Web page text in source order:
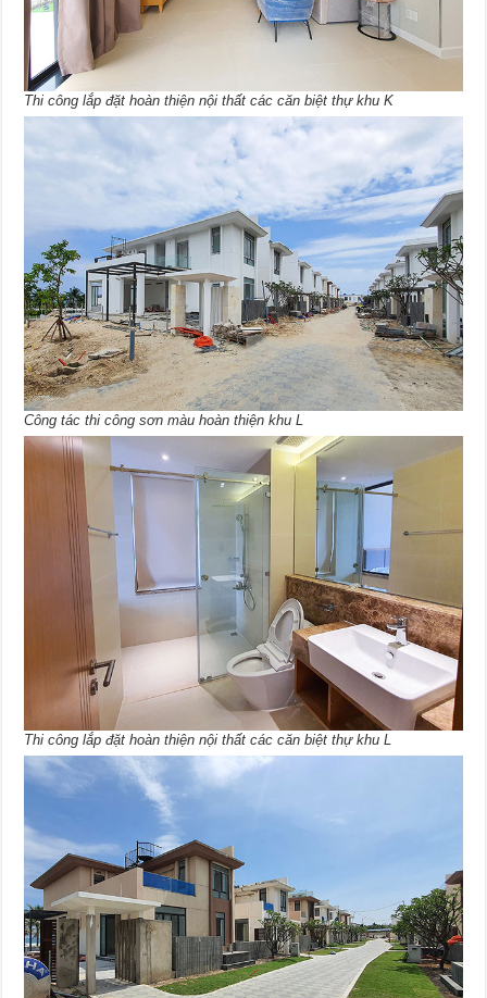
Thi công lắp đặt hoàn thiện nội thất các căn biệt thự khu K
Công tác thi công sơn màu hoàn thiện khu L
Thi công lắp đặt hoàn thiện nội thất các căn biệt thự khu L